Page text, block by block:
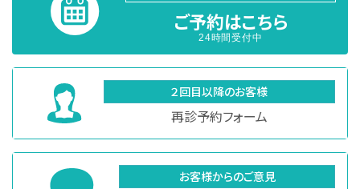
ご予約はこちら
24時間受付中
２回目以降のお客様
再診予約フォーム
お客様からのご意見